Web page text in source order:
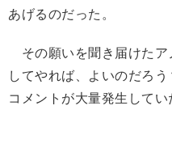
あげるのだった。
その願いを聞き届けたア
してやれば、よいのだろう
コメントが大量発生してい